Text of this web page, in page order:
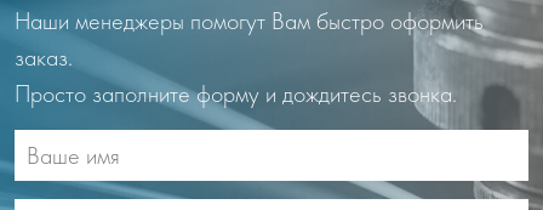
Наши менеджеры помогут Вам быстро оформить
заказ.
Просто заполните форму и дождитесь звонка.